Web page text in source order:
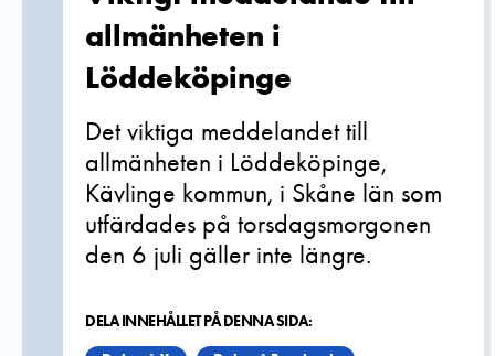
allmänheten i
Löddeköpinge
Det viktiga meddelandet till
allmänheten i Löddeköpinge,
Kävlinge kommun, i Skåne län som
utfärdades på torsdagsmorgonen
den 6 juli gäller inte längre.
DELA INNEHÅLLET PÅ DENNA SIDA: